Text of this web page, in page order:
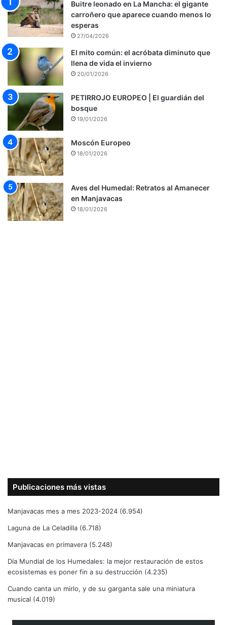
Buitre leonado en La Mancha: el gigante
carroñero que aparece cuando menos lo
esperas
27/04/2026
El mito común: el acróbata diminuto que
llena de vida el invierno
20/01/2026
PETIRROJO EUROPEO | El guardián del
bosque
19/01/2026
Moscón Europeo
18/01/2026
Aves del Humedal: Retratos al Amanecer
en Manjavacas
18/01/2026
Publicaciones más vistas
Manjavacas mes a mes 2023-2024 (6.954)
Laguna de La Celadilla (6.718)
Manjavacas en primavera (5.248)
Día Mundial de los Humedales: la mejor restauración de estos
ecosistemas es poner fin a su destrucción (4.235)
Cuando canta un mirlo, y de su garganta sale una miniatura
musical (4.019)